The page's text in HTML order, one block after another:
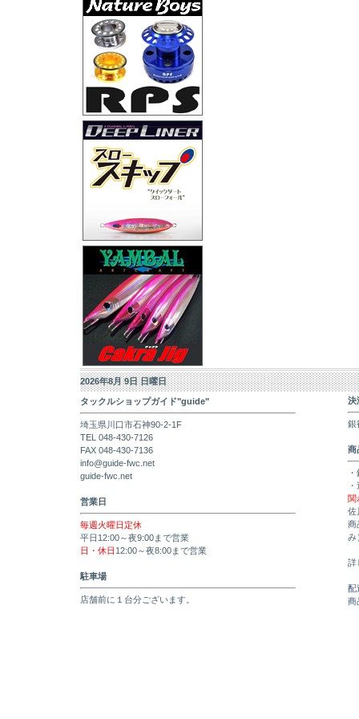
2026年8月 9日 日曜日
タックルショップガイド"guide"
埼玉県川口市石神90-2-1F
TEL 048-430-7126
FAX 048-430-7136
info@guide-fwc.net
guide-fwc.net
営業日
毎週火曜日定休
平日12:00～夜9:00まで営業
日・休日 12:00～夜8:00まで営業
駐車場
店舗前に１台分ございます。
決
銀
商
関
佐
商
み
詳
配
商